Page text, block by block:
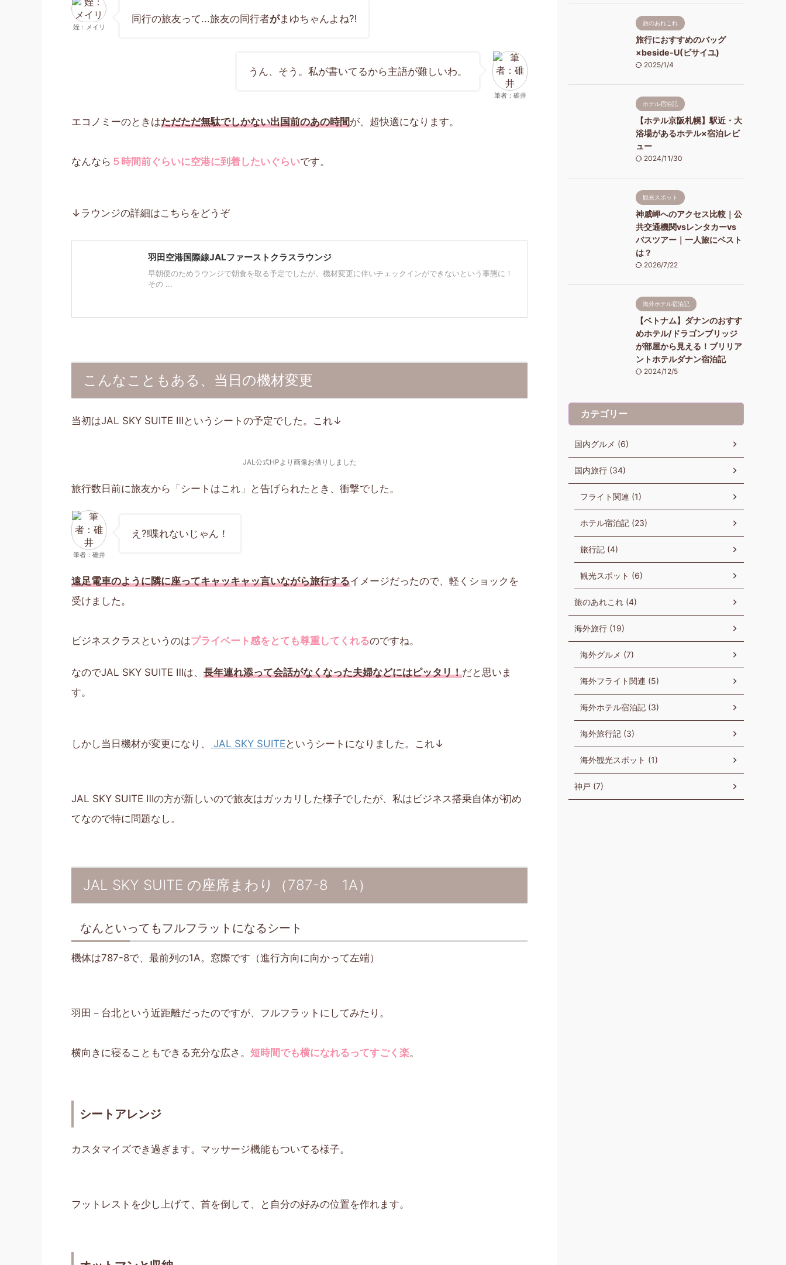
姪：メイリ
同行の旅友って...旅友の同行者がまゆちゃんよね⁈
うん、そう。私が書いてるから主語が難しいわ。
筆者：碓井
エコノミーのときはただただ無駄でしかない出国前のあの時間が、超快適になります。
なんなら ５時間前ぐらいに空港に到着したいぐらいです。
↓ラウンジの詳細はこちらをどうぞ
羽田空港国際線JALファーストクラスラウンジ
早朝便のためラウンジで朝食を取る予定でしたが、機材変更に伴いチェックインができないという事態に！
その ...
こんなこともある、当日の機材変更
当初はJAL SKY SUITE Ⅲというシートの予定でした。これ↓
JAL公式HPより画像お借りしました
旅行数日前に旅友から「シートはこれ」と告げられたとき、衝撃でした。
筆者：碓井
え⁈喋れないじゃん！
遠足電車のように隣に座ってキャッキャッ言いながら旅行するイメージだったので、軽くショックを
受けました。
ビジネスクラスというのはプライベート感をとても尊重してくれるのですね。
なのでJAL SKY SUITE Ⅲは、 長年連れ添って会話がなくなった夫婦などにはピッタリ！だと思いま
す。
しかし当日機材が変更になり、 JAL SKY SUITE というシートになりました。これ↓
JAL SKY SUITE Ⅲの方が新しいので旅友はガッカリした様子でしたが、私はビジネス搭乗自体が初め
てなので特に問題なし。
JAL SKY SUITE の座席まわり（787-8 1A）
なんといってもフルフラットになるシート
機体は787-8で、最前列の1A。窓際です（進行方向に向かって左端）
羽田－台北という近距離だったのですが、フルフラットにしてみたり。
横向きに寝ることもできる充分な広さ。 短時間でも横になれるってすごく楽。
シートアレンジ
カスタマイズでき過ぎます。マッサージ機能もついてる様子。
フットレストを少し上げて、首を倒して、と自分の好みの位置を作れます。
旅のあれこれ
旅行におすすめのバッグ
×beside-U(ビサイユ)
2025/1/4
ホテル宿泊記
【ホテル京阪札幌】駅近・大
浴場があるホテル×宿泊レビ
ュー
2024/11/30
観光スポット
神威岬へのアクセス比較｜公
共交通機関vsレンタカーvs
バスツアー｜一人旅にベスト
は？
2026/7/22
海外ホテル宿泊記
【ベトナム】ダナンのおすす
めホテル/ドラゴンブリッジ
が部屋から見える！ブリリア
ントホテルダナン宿泊記
2024/12/5
カテゴリー
国内グルメ (6)
国内旅行 (34)
フライト関連 (1)
ホテル宿泊記 (23)
旅行記 (4)
観光スポット (6)
旅のあれこれ (4)
海外旅行 (19)
海外グルメ (7)
海外フライト関連 (5)
海外ホテル宿泊記 (3)
海外旅行記 (3)
海外観光スポット (1)
神戸 (7)